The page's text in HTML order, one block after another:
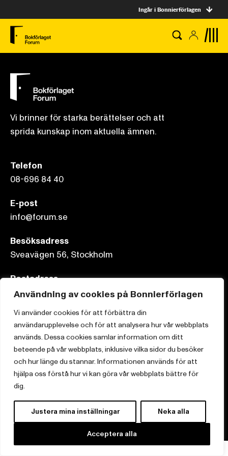
Användning av cookies på Bonnierförlagen
Vi använder cookies för att förbättra din
användarupplevelse och för att analysera hur vår webbplats
används. Dessa cookies samlar information om ditt
beteende på vår webbplats, inklusive vilka sidor du besöker
och hur länge du stannar. Informationen används för att
hjälpa oss förstå hur vi kan göra vår webbplats bättre för
dig.
Justera mina inställningar Neka alla
Acceptera alla
Ingår i Bonnierförlagen
Vi brinner för starka berättelser och att
sprida kunskap inom aktuella ämnen.
Telefon
08-696 84 40
E-post
info@forum.se
Besöksadress
Sveavägen 56, Stockholm
Postadress
Box 3159, 103 63 Stockholm
Om Bonnierförlagen
Cookies